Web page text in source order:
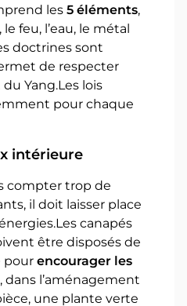
les5 éléments,
feu, l’eau, le métal
doctrines sont
de respecter
Yang.Les lois
pour chaque
intérieure
compter trop de
il doit laisser place
canapés
être disposés de
pourencourager les
dans l’aménagement
une plante verte